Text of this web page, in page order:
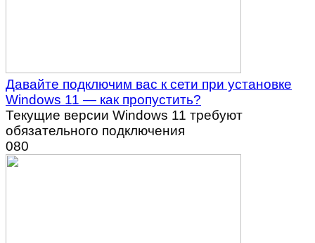
Давайте подключим вас к сети при установке
Windows 11 — как пропустить?
Текущие версии Windows 11 требуют
обязательного подключения
080